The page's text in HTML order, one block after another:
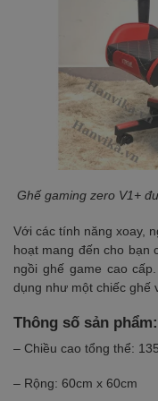
Ghế gaming zero V1+
Với các tính năng xoay,
hoạt mang đến cho bạn
ngồi ghế game cao
dụng như một chiếc ghế
Thông số sản phẩm:
– Chiều cao tổng thể:
– Rộng: 60cm x 60cm